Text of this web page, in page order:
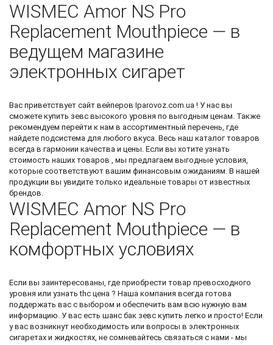
WISMEC Amor NS Pro
Replacement Mouthpiece — в
ведущем магазине
электронных сигарет
Вас приветствует сайт вейперов Iparovoz.com.ua ! У нас вы
сможете купить зевс высокого уровня по выгодным ценам. Также
рекомендуем перейти к нам в ассортиментный перечень, где
найдете подсистема для любого вкуса. Весь наш каталог товаров
всегда в гармонии качества и цены. Если вы хотите узнать
стоимость наших товаров , мы предлагаем выгодные условия,
которые соответствуют вашим финансовым ожиданиям. В нашей
продукции вы увидите только идеальные товары от известных
брендов.
WISMEC Amor NS Pro
Replacement Mouthpiece — в
комфортных условиях
Если вы заинтересованы, где приобрести товар превосходного
уровня или узнатьthc цена ? Наша компания всегда готова
поддержать вас с выбором и обеспечить вам всю нужную вам
информацию. У вас есть шанс бак зевс купить легко и просто! Если
у вас возникнут необходимость или вопросы в электронных
сигаретах и жидкостях, не сомневайтесь связаться с нами - мы